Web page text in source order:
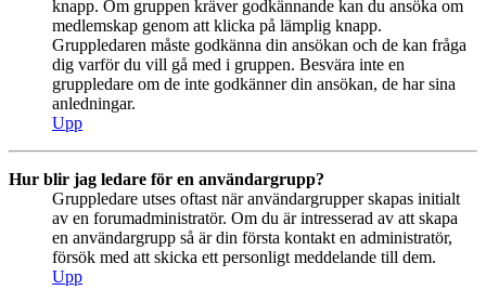
knapp. Om gruppen kräver godkännande kan du ansöka om
medlemskap genom att klicka på lämplig knapp.
Gruppledaren måste godkänna din ansökan och de kan fråga
dig varför du vill gå med i gruppen. Besvära inte en
gruppledare om de inte godkänner din ansökan, de har sina
anledningar.
Upp
Hur blir jag ledare för en användargrupp?
Gruppledare utses oftast när användargrupper skapas initialt
av en forumadministratör. Om du är intresserad av att skapa
en användargrupp så är din första kontakt en administratör,
försök med att skicka ett personligt meddelande till dem.
Upp